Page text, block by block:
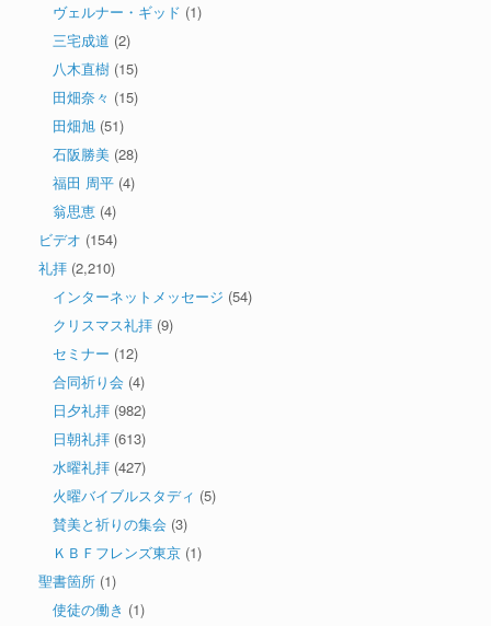
ヴェルナー・ギッド (1)
三宅成道 (2)
八木直樹 (15)
田畑奈々 (15)
田畑旭 (51)
石阪勝美 (28)
福田 周平 (4)
翁思恵 (4)
ビデオ (154)
礼拝 (2,210)
インターネットメッセージ (54)
クリスマス礼拝 (9)
セミナー (12)
合同祈り会 (4)
日夕礼拝 (982)
日朝礼拝 (613)
水曜礼拝 (427)
火曜バイブルスタディ (5)
賛美と祈りの集会 (3)
ＫＢＦフレンズ東京 (1)
聖書箇所 (1)
使徒の働き (1)